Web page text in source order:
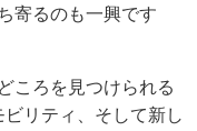
寄るのも一興です
ころを見つけられる
ビリティ、そして新し